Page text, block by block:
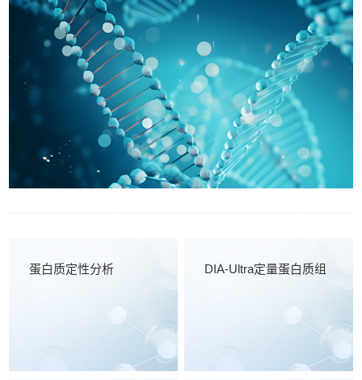
蛋白质定性分析 DIA-Ultra定量蛋白质组